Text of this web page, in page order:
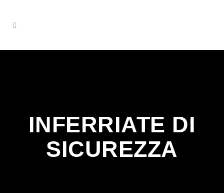
INFERRIATE DI
SICUREZZA